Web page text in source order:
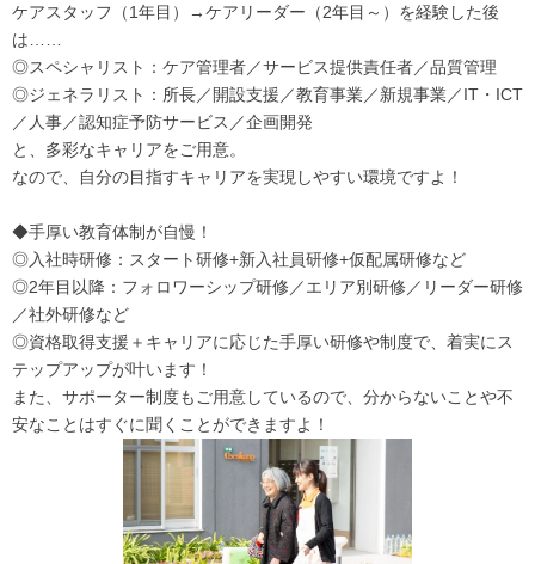
ケアスタッフ（1年目）→ケアリーダー（2年目～）を経験した後
は……
◎スペシャリスト：ケア管理者／サービス提供責任者／品質管理
◎ジェネラリスト：所長／開設支援／教育事業／新規事業／IT・ICT
／人事／認知症予防サービス／企画開発
と、多彩なキャリアをご用意。
なので、自分の目指すキャリアを実現しやすい環境ですよ！
◆手厚い教育体制が自慢！
◎入社時研修：スタート研修+新入社員研修+仮配属研修など
◎2年目以降：フォロワーシップ研修／エリア別研修／リーダー研修
／社外研修など
◎資格取得支援＋キャリアに応じた手厚い研修や制度で、着実にス
テップアップが叶います！
また、サポーター制度もご用意しているので、分からないことや不
安なことはすぐに聞くことができますよ！